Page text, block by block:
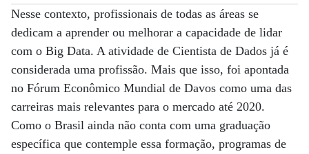
Nesse contexto, profissionais de todas as áreas se
dedicam a aprender ou melhorar a capacidade de lidar
com o Big Data. A atividade de Cientista de Dados já é
considerada uma profissão. Mais que isso, foi apontada
no Fórum Econômico Mundial de Davos como uma das
carreiras mais relevantes para o mercado até 2020.
Como o Brasil ainda não conta com uma graduação
específica que contemple essa formação, programas de